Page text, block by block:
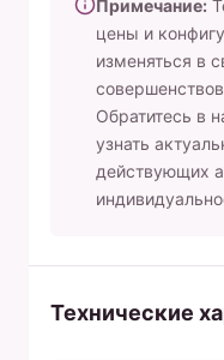
Примечание:
цены и
изменяться в
Обратитесь в
узнать
действующих
Технические